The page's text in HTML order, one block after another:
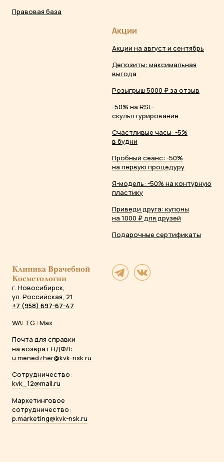
Правовая база
Акции
Акции на август и сентябрь
Депозиты: максимальная
выгода
Розыгрыш 5000 ₽ за отзыв
-50% на RSL-
скульптурирование
Счастливые часы: -5%
в будни
Пробный сеанс: -50%
на первую процедуру
Я-модель: -50% на контурную
пластику
Приведи друга: купоны
на 1000 ₽ для друзей
Подарочные сертификаты
Клиника Врачебной
Косметологии
г. Новосибирск,
ул. Российская, 21
+7 (958) 697-67-47
WA| TG| Max
Почта для справки
на возврат НДФЛ:
u.menedzher@kvk-nsk.ru
Сотрудничество:
kvk_12@mail.ru
Маркетинговое
сотрудничество:
p.marketing@kvk-nsk.ru